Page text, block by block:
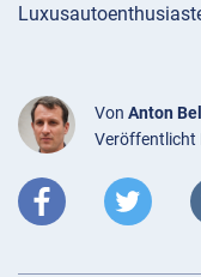
Von Anton
Veröffentlicht